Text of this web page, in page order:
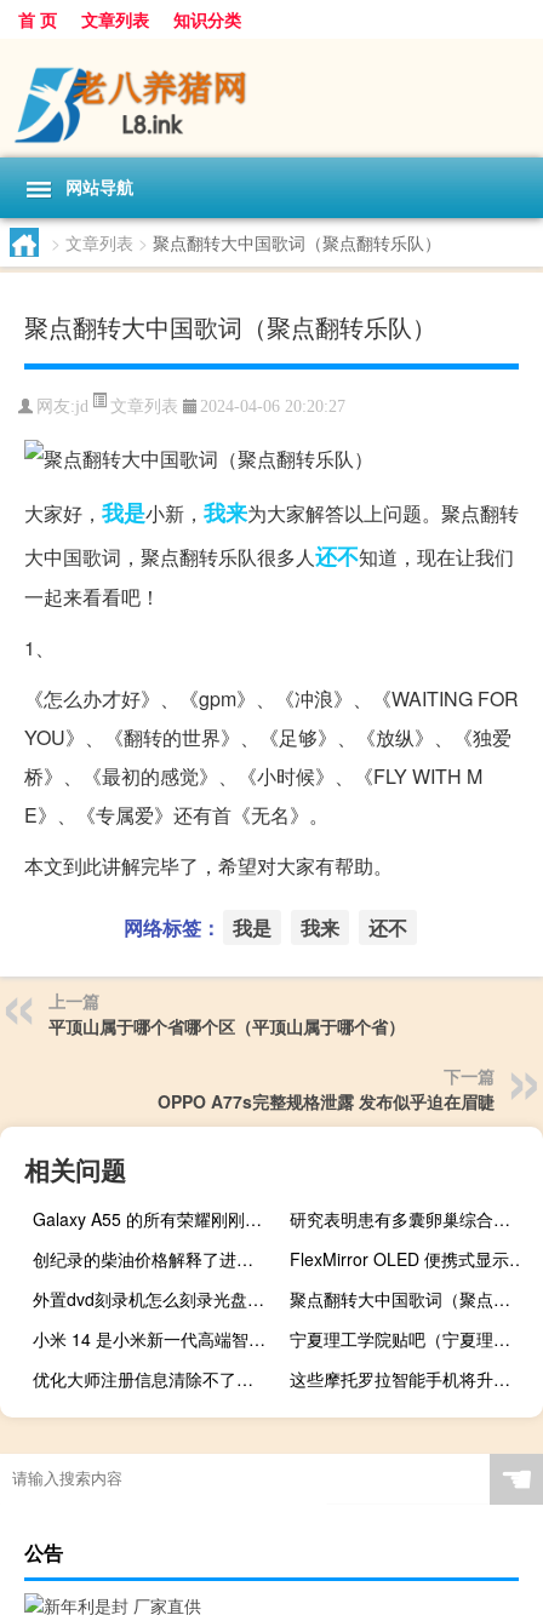
首 页 文章列表 知识分类
网站导航
> 文章列表 > 聚点翻转大中国歌词（聚点翻转乐队）
聚点翻转大中国歌词（聚点翻转乐队）
网友:jd 文章列表 2024-04-06 20:20:27
大家好， 我是小新， 我来为大家解答以上问题。聚点翻转
大中国歌词，聚点翻转乐队很多人还不知道，现在让我们
一起来看看吧！
1、
《怎么办才好》、《gpm》、《冲浪》、《WAITING FOR
YOU》、《翻转的世界》、《足够》、《放纵》、《独爱
桥》、《最初的感觉》、《小时候》、《FLY WITH M
E》、《专属爱》还有首《无名》。
本文到此讲解完毕了，希望对大家有帮助。
网络标签： 我是 我来 还不
上一篇
平顶山属于哪个省哪个区（平顶山属于哪个省）
下一篇
OPPO A77s完整规格泄露 发布似乎迫在眉睫
相关问题
Galaxy A55 的所有荣耀刚刚通过运营商泄露
研究表明患有多囊卵巢综合症的女性对生育治疗反应良好
创纪录的柴油价格解释了进一步的价格上涨迹象
FlexMirror OLED 便携式显示器现已在 Kickstarter 上筹资
外置dvd刻录机怎么刻录光盘（外置dvd刻录机）
聚点翻转大中国歌词（聚点翻转乐队）
小米 14 是小米新一代高端智能手机的一部分
宁夏理工学院贴吧（宁夏理工学院怎么样）
优化大师注册信息清除不了（优化大师注册机）
这些摩托罗拉智能手机将升级 Android 14
☚
公告